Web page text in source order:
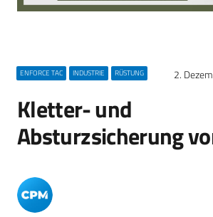
ENFORCE TAC INDUSTRIE RÜSTUNG 2.
Kletter- und
Absturzsicherung